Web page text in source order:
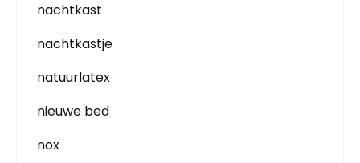
nachtkast
nachtkastje
natuurlatex
nieuwe bed
nox